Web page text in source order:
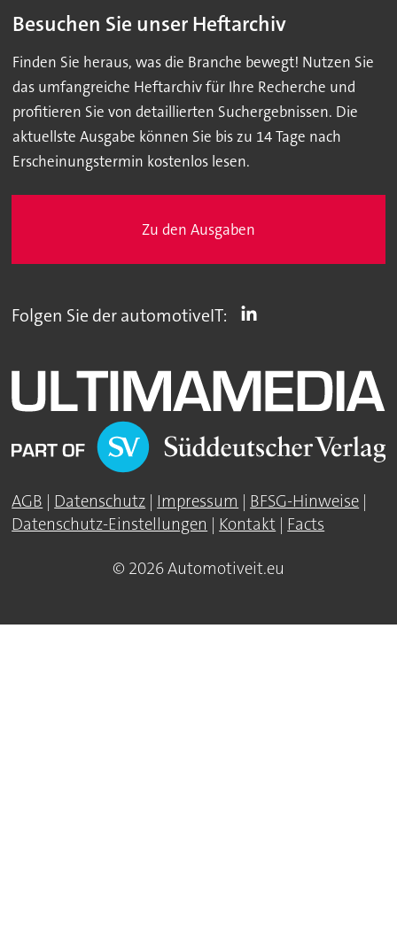
Besuchen Sie unser Heftarchiv
Finden Sie heraus, was die Branche bewegt! Nutzen Sie
das umfangreiche Heftarchiv für Ihre Recherche und
profitieren Sie von detaillierten Suchergebnissen. Die
aktuellste Ausgabe können Sie bis zu 14 Tage nach
Erscheinungstermin kostenlos lesen.
Zu den Ausgaben
Folgen Sie der automotiveIT:
AGB | Datenschutz | Impressum | BFSG-Hinweise |
Datenschutz-Einstellungen | Kontakt | Facts
© 2026 Automotiveit.eu